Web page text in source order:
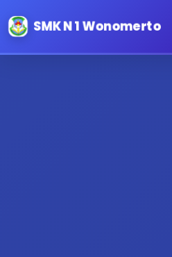
SMK N 1 Wonomerto